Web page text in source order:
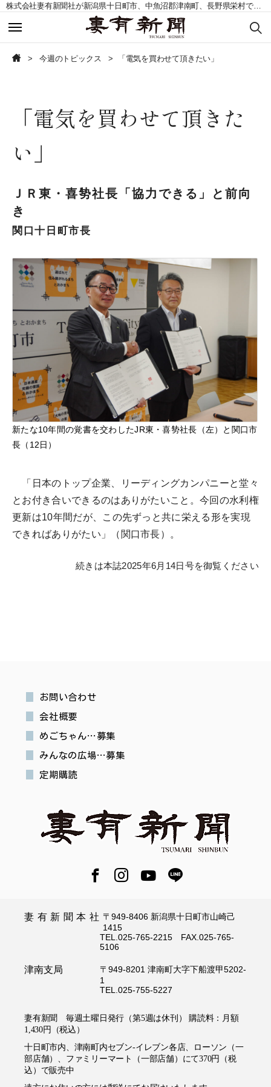
株式会社妻有新聞社が新潟県十日町市、中魚沼郡津南町、長野県栄村で発行する地域紙。毎週土曜日発行。
今週のトピックス
読者の声募集
今週のトピックス
読者の声募集
今週のトピックス 「電気を買わせて頂きたい」
「電気を買わせて頂きた
い」
ＪＲ東・喜㔟社長「協力できる」と前向
き
関口十日町市長
新たな10年間の覚書を交わしたJR東・喜㔟社長（左）と関口市
長（12日）
「日本のトップ企業、リーディングカンパニーと堂々
とお付き合いできるのはありがたいこと。今回の水利権
更新は10年間だが、この先ずっと共に栄える形を実現
できればありがたい」（関口市長）。
続きは本誌2025年6月14日号を御覧ください
お問い合わせ
会社概要
めごちゃん…募集
みんなの広場…募集
定期購読
妻有新聞本社 〒949-8406 新潟県十日町市山崎己
1415
TEL.025-765-2215 FAX.025-765-
5106
津南支局
〒949-8201 津南町大字下船渡甲5202-
1
TEL.025-755-5227
妻有新聞 毎週土曜日発行（第5週は休刊） 購読料：月額
1,430円（税込）
十日町市内、津南町内セブン-イレブン各店、ローソン（一
部店舗）、ファミリーマート（一部店舗）にて370円（税
込）で販売中